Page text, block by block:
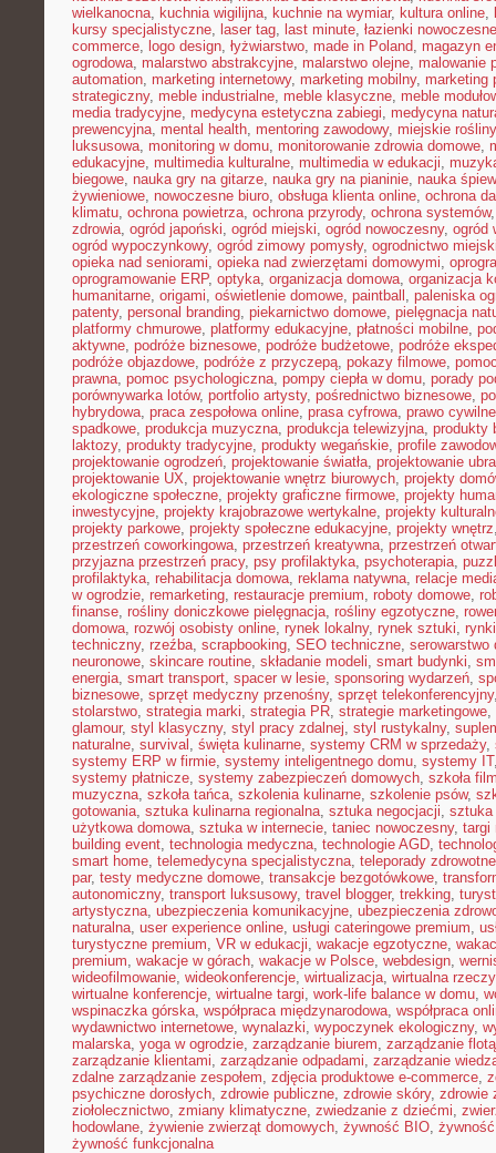
wielkanocna, kuchnia wigilijna, kuchnie na wymiar, kultura online,
kursy specjalistyczne, laser tag, last minute, łazienki nowoczesne
commerce, logo design, łyżwiarstwo, made in Poland, magazyn
ogrodowa, malarstwo abstrakcyjne, malarstwo olejne, malowanie
automation, marketing internetowy, marketing mobilny, marketing
strategiczny, meble industrialne, meble klasyczne, meble
media tradycyjne, medycyna estetyczna zabiegi, medycyna
prewencyjna, mental health, mentoring zawodowy, miejskie rośliny
luksusowa, monitoring w domu, monitorowanie zdrowia domowe,
edukacyjne, multimedia kulturalne, multimedia w edukacji,
biegowe, nauka gry na gitarze, nauka gry na pianinie, nauka
żywieniowe, nowoczesne biuro, obsługa klienta online, ochrona
klimatu, ochrona powietrza, ochrona przyrody, ochrona systemów
zdrowia, ogród japoński, ogród miejski, ogród nowoczesny, ogród
ogród wypoczynkowy, ogród zimowy pomysły, ogrodnictwo
opieka nad seniorami, opieka nad zwierzętami domowymi,
oprogramowanie ERP, optyka, organizacja domowa, organizacja
humanitarne, origami, oświetlenie domowe, paintball , paleniska
patenty, personal branding, piekarnictwo domowe, pielęgnacja
platformy chmurowe, platformy edukacyjne, płatności mobilne,
aktywne, podróże biznesowe, podróże budżetowe, podróże
podróże objazdowe, podróże z przyczepą, pokazy filmowe,
prawna, pomoc psychologiczna, pompy ciepła w domu, porady
porównywarka lotów, portfolio artysty, pośrednictwo biznesowe,
hybrydowa, praca zespołowa online, prasa cyfrowa, prawo
spadkowe, produkcja muzyczna, produkcja telewizyjna, produkty
laktozy, produkty tradycyjne, produkty wegańskie, profile
projektowanie ogrodzeń, projektowanie światła, projektowanie
projektowanie UX, projektowanie wnętrz biurowych, projekty
ekologiczne społeczne, projekty graficzne firmowe, projekty
inwestycyjne, projekty krajobrazowe wertykalne, projekty
projekty parkowe, projekty społeczne edukacyjne, projekty wnętrz
przestrzeń coworkingowa, przestrzeń kreatywna, przestrzeń
przyjazna przestrzeń pracy, psy profilaktyka, psychoterapia,
profilaktyka, rehabilitacja domowa, reklama natywna, relacje
w ogrodzie, remarketing, restauracje premium, roboty domowe,
finanse, rośliny doniczkowe pielęgnacja, rośliny egzotyczne,
domowa, rozwój osobisty online, rynek lokalny, rynek sztuki,
techniczny, rzeźba, scrapbooking, SEO techniczne, serowarstwo
neuronowe, skincare routine, składanie modeli, smart budynki,
energia, smart transport, spacer w lesie, sponsoring wydarzeń,
biznesowe, sprzęt medyczny przenośny, sprzęt telekonferencyjny
stolarstwo, strategia marki, strategia PR, strategie marketingowe,
glamour, styl klasyczny, styl pracy zdalnej, styl rustykalny,
naturalne, survival , święta kulinarne, systemy CRM w sprzedaży,
systemy ERP w firmie, systemy inteligentnego domu, systemy IT
systemy płatnicze, systemy zabezpieczeń domowych, szkoła
muzyczna, szkoła tańca, szkolenia kulinarne, szkolenie psów,
gotowania, sztuka kulinarna regionalna, sztuka negocjacji, sztuka
użytkowa domowa, sztuka w internecie, taniec nowoczesny, targi
building event, technologia medyczna, technologie AGD,
smart home, telemedycyna specjalistyczna, teleporady zdrowotne
par, testy medyczne domowe, transakcje bezgotówkowe,
autonomiczny, transport luksusowy, travel blogger, trekking,
artystyczna, ubezpieczenia komunikacyjne, ubezpieczenia
naturalna, user experience online, usługi cateringowe premium,
turystyczne premium, VR w edukacji, wakacje egzotyczne,
premium, wakacje w górach, wakacje w Polsce, webdesign,
wideofilmowanie, wideokonferencje, wirtualizacja, wirtualna
wirtualne konferencje, wirtualne targi, work-life balance w domu,
wspinaczka górska, współpraca międzynarodowa, współpraca
wydawnictwo internetowe, wynalazki, wypoczynek ekologiczny,
malarska, yoga w ogrodzie, zarządzanie biurem, zarządzanie flotą
zarządzanie klientami, zarządzanie odpadami, zarządzanie
zdalne zarządzanie zespołem, zdjęcia produktowe e-commerce,
psychiczne dorosłych, zdrowie publiczne, zdrowie skóry, zdrowie
ziołolecznictwo, zmiany klimatyczne, zwiedzanie z dziećmi,
hodowlane, żywienie zwierząt domowych, żywność BIO,
żywność funkcjonalna